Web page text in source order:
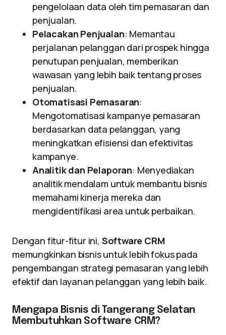
pengelolaan data oleh tim pemasaran dan
penjualan.
Pelacakan Penjualan: Memantau
perjalanan pelanggan dari prospek hingga
penutupan penjualan, memberikan
wawasan yang lebih baik tentang proses
penjualan.
Otomatisasi Pemasaran:
Mengotomatisasi kampanye pemasaran
berdasarkan data pelanggan, yang
meningkatkan efisiensi dan efektivitas
kampanye.
Analitik dan Pelaporan: Menyediakan
analitik mendalam untuk membantu bisnis
memahami kinerja mereka dan
mengidentifikasi area untuk perbaikan.
Dengan fitur-fitur ini, Software CRM
memungkinkan bisnis untuk lebih fokus pada
pengembangan strategi pemasaran yang lebih
efektif dan layanan pelanggan yang lebih baik.
Mengapa Bisnis di Tangerang Selatan
Membutuhkan Software CRM?